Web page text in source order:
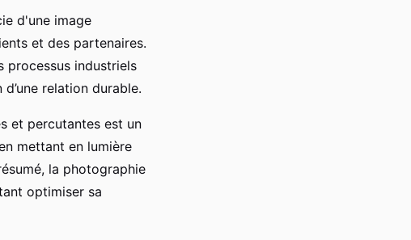
d'une image
et des partenaires.
processus industriels
relation durable.
et percutantes est un
mettant en lumière
la photographie
optimiser sa